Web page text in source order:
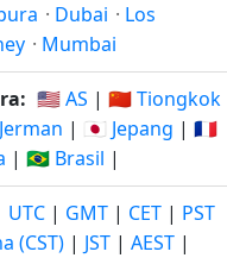
· Dubai · Los
· Mumbai
🇺🇸 AS | 🇨🇳 Tiongkok
| 🇯🇵 Jepang | 🇫🇷
| 🇧🇷 Brasil |
UTC | GMT | CET | PST
(CST) | JST | AEST |